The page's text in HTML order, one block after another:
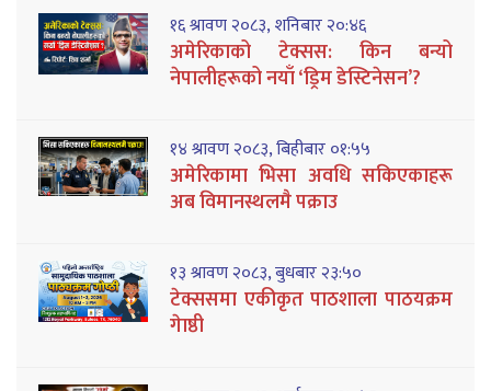
१६ श्रावण २०८३, शनिबार २०:४६
अमेरिकाको टेक्सस: किन बन्यो
नेपालीहरूको नयाँ ‘ड्रिम डेस्टिनेसन’?
१४ श्रावण २०८३, बिहीबार ०१:५५
अमेरिकामा भिसा अवधि सकिएकाहरू
अब विमानस्थलमै पक्राउ
१३ श्रावण २०८३, बुधबार २३:५०
टेक्ससमा एकीकृत पाठशाला पाठयक्रम
गेाष्ठी